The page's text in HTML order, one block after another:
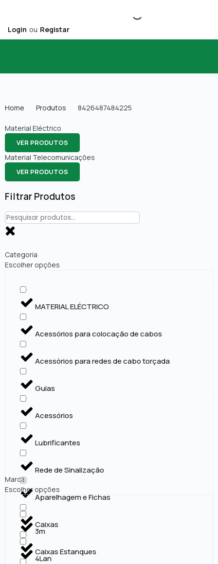
Login ou Registar
Home Produtos 8426487484225
Filtrar Produtos
Categoria
Escolher opções
MATERIAL ELÉCTRICO
Acessórios para colocação de cabos
Acessórios para redes de cabo torçada
Guias
Acessórios
Lubrificantes
Rede de Sinalização
Aparelhagem e Fichas
Caixas
Caixas Estanques
Marca
Escolher opções
3m
4Lan
Material Eléctrico
VER PRODUTOS
Material Telecomunicações
VER PRODUTOS